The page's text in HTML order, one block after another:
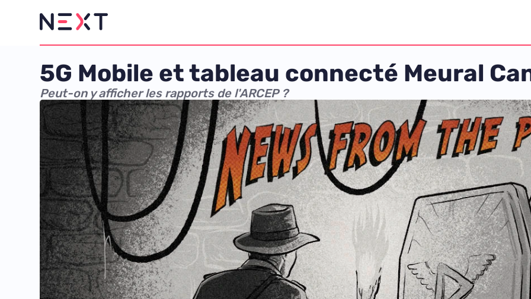
5G Mobile et tableau connecté Meural
Peut-on y afficher les rapports de l'ARCEP ?